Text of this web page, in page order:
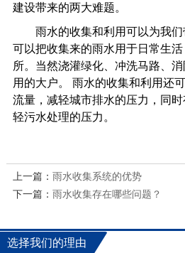
建设带来的两大难题。
雨水的收集和利用可以为我
可以把收集来的雨水用于日常生
所。当然浇灌绿化、冲洗马路、
用的大户。 雨水的收集和利用还
流量，减轻城市排水的压力，同
轻污水处理的压力。
上一篇： 雨水收集系统的优势
下一篇： 雨水收集存在哪些问题？
选择我们的理由